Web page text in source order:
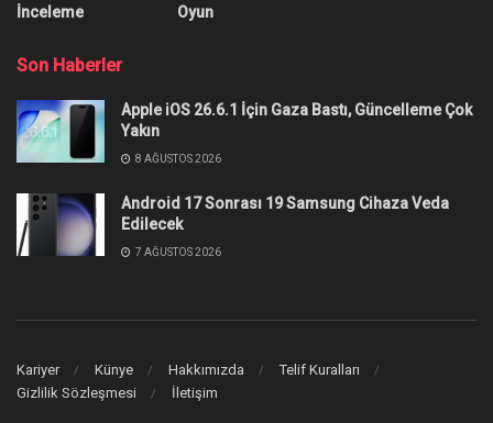
gerçekleştirebileceğinizi biliyor muydunuz?
Yazar: Anıl Özünaldım
0
Paylaşım